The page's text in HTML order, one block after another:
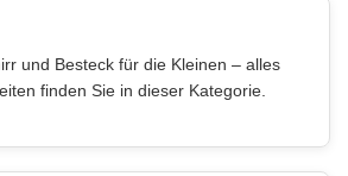
und Besteck für die Kleinen – alles
finden Sie in dieser Kategorie.